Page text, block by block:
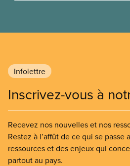
Infolettre
Inscrivez-vous à
Recevez nos nouvelles et nos
Restez à l’affût de ce qui se passe
ressources et des enjeux qui
partout au pays.